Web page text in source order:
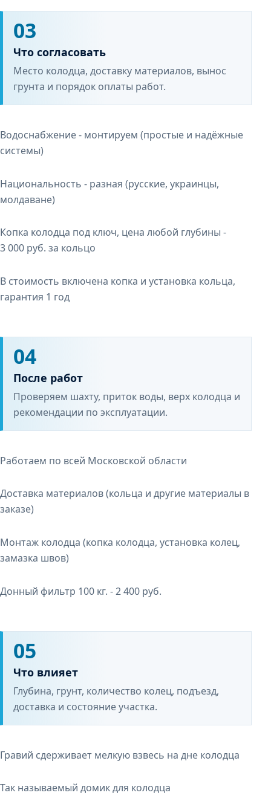
03
Что согласовать
Место колодца, доставку материалов, вынос
грунта и порядок оплаты работ.
Водоснабжение - монтируем (простые и надёжные
системы)
Национальность - разная (русские, украинцы,
молдаване)
Копка колодца под ключ, цена любой глубины -
3 000 руб. за кольцо
В стоимость включена копка и установка кольца,
гарантия 1 год
04
После работ
Проверяем шахту, приток воды, верх колодца и
рекомендации по эксплуатации.
Работаем по всей Московской области
Доставка материалов (кольца и другие материалы в
заказе)
Монтаж колодца (копка колодца, установка колец,
замазка швов)
Донный фильтр 100 кг. -2 400 руб.
05
Что влияет
Глубина, грунт, количество колец, подъезд,
доставка и состояние участка.
Гравий сдерживает мелкую взвесь на дне колодца
Так называемый домик для колодца